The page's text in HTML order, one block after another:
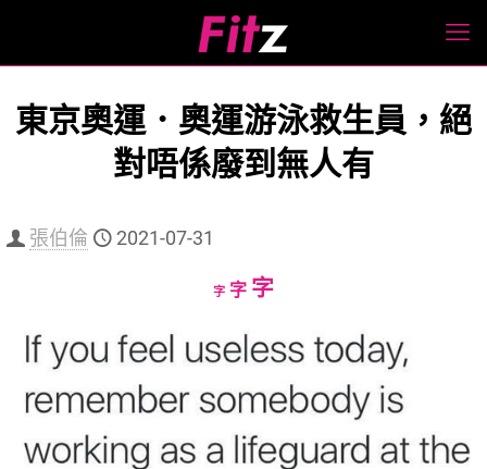
東京奧運．奧運游泳救生員，絕
對唔係廢到無人有
張伯倫 2021-07-31
字Decrease
size.
字Reset
size.
字Increase
size.